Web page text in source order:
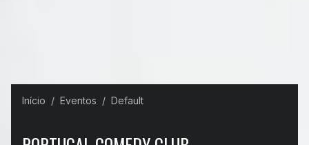
Início Eventos Default